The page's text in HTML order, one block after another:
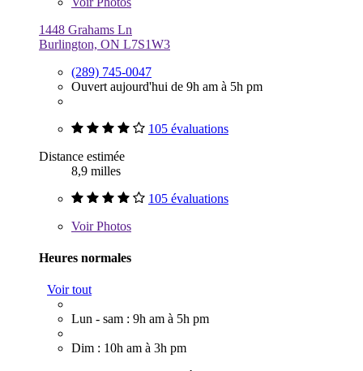
1448 Grahams Ln
Burlington, ON L7S1W3
(289) 745-0047
Ouvert aujourd'hui de 9h am à 5h pm
105 évaluations
Distance estimée
8,9 milles
105 évaluations
VoirPhotos
Heures normales
Voir tout
Lun - sam : 9h am à 5h pm
Dim : 10h am à 3h pm